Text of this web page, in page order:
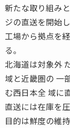
新たな取り組み
ジの直送を開始し
工場から拠点を
る。
北海道は対象外
域と近畿圏の 一
む西日本全 域に
直送には在庫を
目的は鮮度の維持